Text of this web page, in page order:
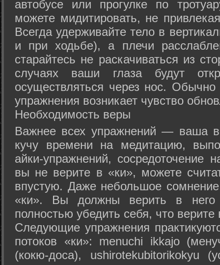
автобусе или прогулке по
можете мидитировать, не
Всегда удерживайте тело в
и при ходьбе), а плечи
старайтесь не раскачиваться из
случаях ваши глаза будут
осуществляться через нос. Обычно
упражнения возникает чувство
Необходимость веры
Важнее всех упражнений — ваша
кучу времени на медитацию,
айки-упражнений, сосредоточение
вы не верите в «ки», можете
впустую. Даже небольшое сомнение
«ки». Вы должны верить в
полностью убедить себя, что верите
Следующие упражнения
потоков «ки»: menuchi ikkajo
(кокю-доса), ushiro­tekubitori­kokyu